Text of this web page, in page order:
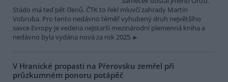
Stádo má teď pět členů. ČTK to řekl mluvčí zahrady Martin
Vobruba. Pro tento nedávno téměř vyhubený druh největšího
savce Evropy je vedena nejstarší mezinárodní plemenná kniha a
nedávno byla vydána nová za rok 2025.
V Hranické propasti na Přerovsku zemřel při
průzkumném ponoru potápěč